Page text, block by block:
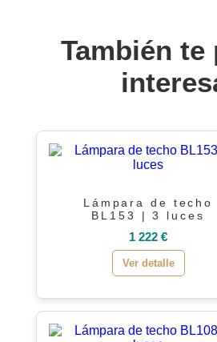
También te
Lámpara de techo
BL153 | 3 luces
1 222 €
Ver detalle